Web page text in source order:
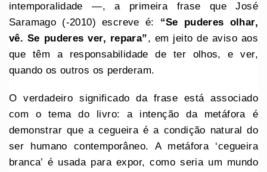
intemporalidade —, a primeira frase que José
Saramago (-2010) escreve é: “Se puderes olhar,
vê. Se puderes ver, repara”, em jeito de aviso aos
que têm a responsabilidade de ter olhos, e ver,
quando os outros os perderam.
O verdadeiro significado da frase está associado
com o tema do livro: a intenção da metáfora é
demonstrar que a cegueira é a condição natural do
ser humano contemporâneo. A metáfora ‘cegueira
branca’ é usada para expor, como seria um mundo